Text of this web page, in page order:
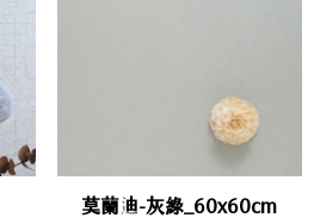
莫蘭迪-灰綠_60x60cm